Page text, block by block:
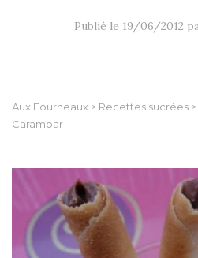
Publié le 19/06/2012
Aux Fourneaux > Recettes sucrées >
Carambar